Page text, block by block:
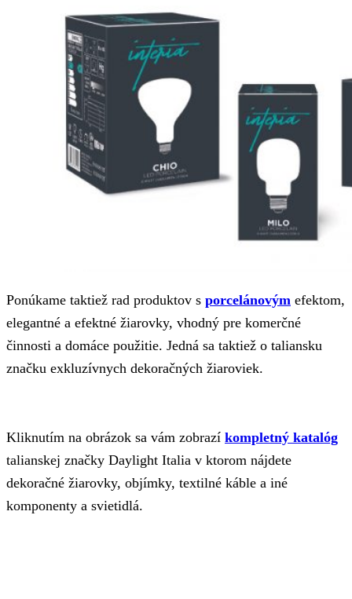
Ponúkame taktiež rad produktov s porcelánovým efektom,
elegantné a efektné žiarovky, vhodný pre komerčné
činnosti a domáce použitie. Jedná sa taktiež o taliansku
značku exkluzívnych dekoračných žiaroviek.
Kliknutím na obrázok sa vám zobrazí kompletný katalóg
talianskej značky Daylight Italia v ktorom nájdete
dekoračné žiarovky, objímky, textilné káble a iné
komponenty a svietidlá.